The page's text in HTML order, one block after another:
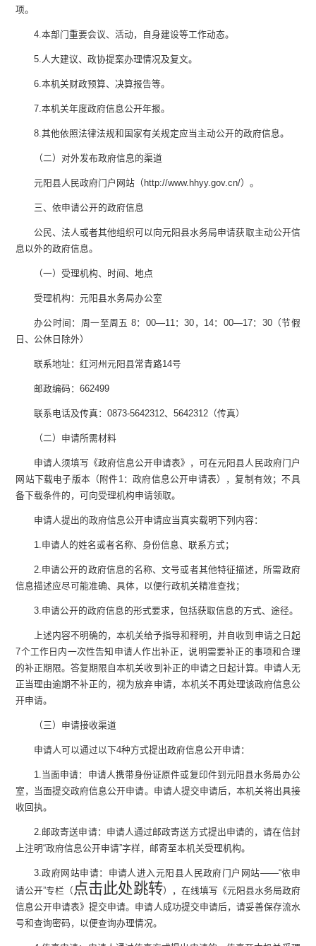
项。
4.本部门重要会议、活动，自身建设等工作动态。
5.人大建议、政协提案办理情况及复文。
6.本机关财政预算、决算报告等。
7.本机关年度政府信息公开年报。
8.其他依照法律法规和国家有关规定应当主动公开的政府信息。
（二）对外发布政府信息的渠道
元阳县人民政府门户网站（ http://www.hhyy.gov.cn/）。
三、依申请公开的政府信息
公民、法人或者其他组织可以向元阳县水务局申请获取主动公开信
息以外的政府信息。
（一）受理机构、时间、地点
受理机构： 元阳县水务局办公室
办公时间：周一至周五 8： 00—11：30 ， 14： 00—17： 30（节假
日、公休日除外）
联系地址：红河州元阳县常青路14号
邮政编码： 662499
联系电话及传真： 0873-5642312、 5642312（传真）
（二）申请所需材料
申请人须填写《政府信息公开申请表》，可在元阳县人民政府门户
网站下载电子版本（附件1：政府信息公开申请表），复制有效；不具
备下载条件的，可向受理机构申请领取。
申请人提出的政府信息公开申请应当真实载明下列内容：
1.申请人的姓名或者名称、身份信息、联系方式；
2.申请公开的政府信息的名称、文号或者其他特征描述，所需政府
信息描述应尽可能准确、具体，以便行政机关精准查找；
3.申请公开的政府信息的形式要求，包括获取信息的方式、途径。
上述内容不明确的，本机关给予指导和释明，并自收到申请之日起
7个工作日内一次性告知申请人作出补正，说明需要补正的事项和合理
的补正期限。答复期限自本机关收到补正的申请之日起计算。申请人无
正当理由逾期不补正的，视为放弃申请，本机关不再处理该政府信息公
开申请。
（三）申请接收渠道
申请人可以通过以下4种方式提出政府信息公开申请：
1.当面申请：申请人携带身份证原件或复印件到 元阳县水务局办公
室 ，当面提交政府信息公开申请。申请人提交申请后，本机关将出具接
收回执。
2.邮政寄送申请：申请人通过邮政寄送方式提出申请的，请在信封
上注明“政府信息公开申请”字样，邮寄至本机关受理机构。
3.政府网站申请：申请人进入元阳县人民政府门户网站——“依申
请公开”专栏 （ 点击此处跳转） ，在线填写《元阳县水务局政府
信息公开申请表》提交申请。申请人成功提交申请后，请妥善保存流水
号和查询密码，以便查询办理情况。